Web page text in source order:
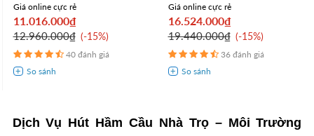
Giá online cực rẻ
11.016.000₫
12.960.000₫ -15%
40 đánh giá
Giá online cực rẻ
16.524.000₫
19.440.000₫ -15%
36 đánh giá
Dịch Vụ Hút Hầm Cầu Nhà Trọ – Môi Trường